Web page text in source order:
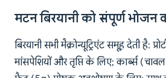
मटन बिरयानी को संपूर्ण भोजन
बिरयानी सभी मैक्रोन्यूट्रिएंट समूह देती है:
मांसपेशियों और तृप्ति के लिए; कार्ब्स